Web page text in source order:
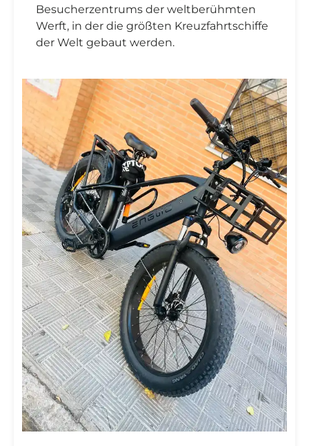
Besucherzentrums der weltberühmten
Werft, in der die größten Kreuzfahrtschiffe
der Welt gebaut werden.